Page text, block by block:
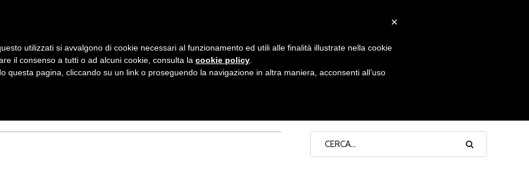
A
V
G
A
NONNO PASTICCIERE
×
utilizzati si avvalgono di cookie necessari al funzionamento ed utili alle finalità illustrate nella cookie
il consenso a tutti o ad alcuni cookie, consulta la cookie policy
questa pagina, cliccando su un link o proseguendo la navigazione in altra maniera, acconsenti all’uso